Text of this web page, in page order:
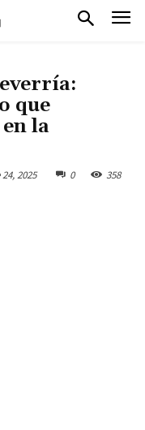
que
la
2025 0 358